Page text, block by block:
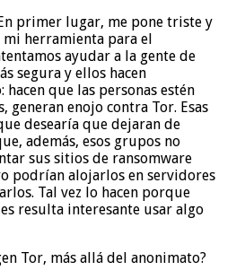
primer lugar, me pone triste y
mi herramienta para el
ayudar a la gente de
segura y ellos hacen
que las personas estén
generan enojo contra Tor. Esas
desearía que dejaran de
además, esos grupos no
sus sitios de ransomware
podrían alojarlos en servidores
Tal vez lo hacen porque
resulta interesante usar algo
Tor, más allá del anonimato?